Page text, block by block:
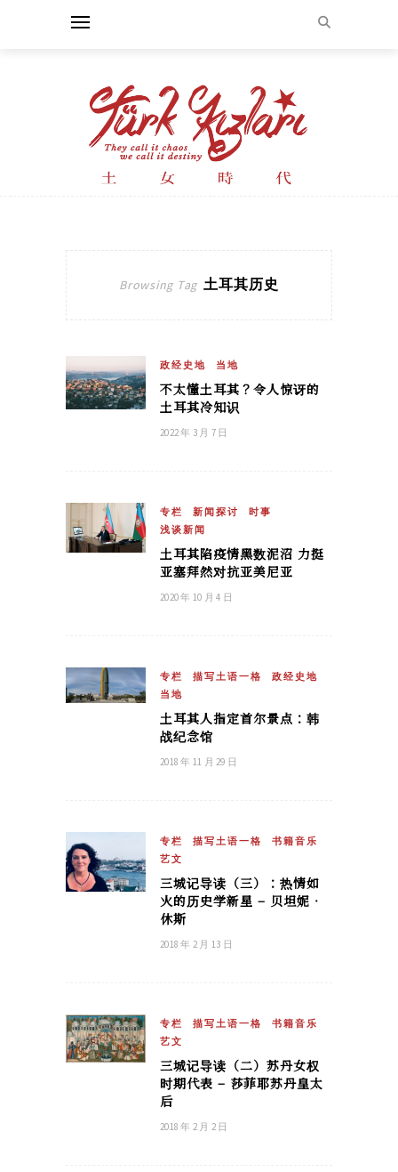
Browsing Tag 土耳其历史
政经史地 当地
不太懂土耳其？令人惊讶的
土耳其冷知识
2022 年 3 月 7 日
专栏 新闻探讨
时事
浅谈新闻
土耳其陷疫情黑数泥沼 力挺
亚塞拜然对抗亚美尼亚
2020 年 10 月 4 日
专栏 描写土语一格
政经史地
当地
土耳其人指定首尔景点：韩
战纪念馆
2018 年 11 月 29 日
专栏 描写土语一格
书籍音乐
艺文
三城记导读（三）：热情如
火的历史学新星 – 贝坦妮‧
休斯
2018 年 2 月 13 日
专栏 描写土语一格
书籍音乐
艺文
三城记导读（二）苏丹女权
时期代表 – 莎菲耶苏丹皇太
后
2018 年 2 月 2 日